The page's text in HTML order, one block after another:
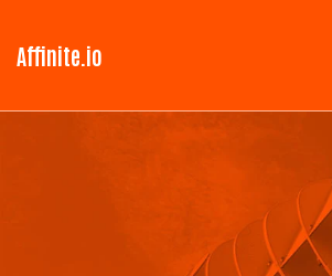
Affinite.io